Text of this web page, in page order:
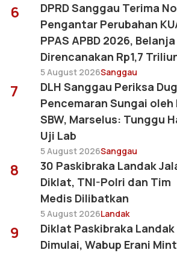
6
DPRD Sanggau Terima
Pengantar Perubahan
PPAS APBD 2026, Belanja
Direncanakan Rp1,7
5 August 2026Sanggau
7
DLH Sanggau Periksa
Pencemaran Sungai oleh
SBW, Marselus: Tunggu
Uji Lab
5 August 2026Sanggau
8
30 Paskibraka Landak
Diklat, TNI-Polri dan Tim
Medis Dilibatkan
5 August 2026Landak
9
Diklat Paskibraka Landak
Dimulai, Wabup Erani